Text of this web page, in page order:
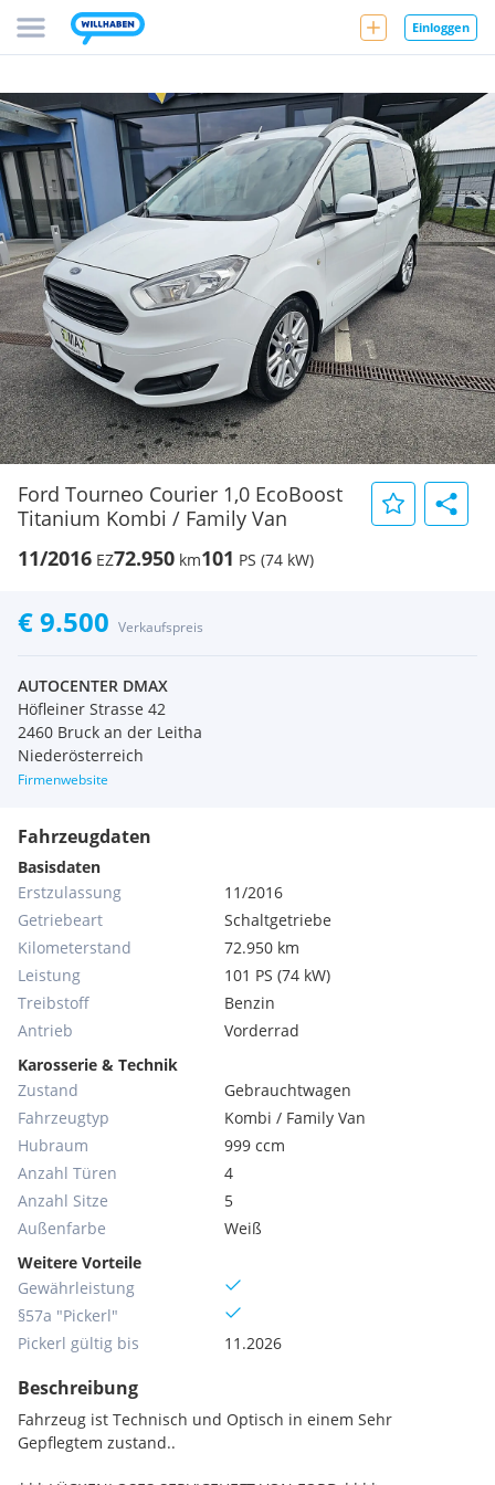
Einloggen
Ford Tourneo Courier 1,0 EcoBoost
Titanium Kombi / Family Van
11/2016 EZ72.950 km101 PS (74 kW)
€ 9.500 Verkaufspreis
AUTOCENTER DMAX
Höfleiner Strasse 42
2460 Bruck an der Leitha
Niederösterreich
Firmenwebsite
Fahrzeugdaten
Basisdaten
Erstzulassung
11/2016
Getriebeart
Schaltgetriebe
Kilometerstand
72.950 km
Leistung
101 PS (74 kW)
Treibstoff
Benzin
Antrieb
Vorderrad
Karosserie & Technik
Zustand
Gebrauchtwagen
Fahrzeugtyp
Kombi / Family Van
Hubraum
999 ccm
Anzahl Türen
4
Anzahl Sitze
5
Außenfarbe
Weiß
Weitere Vorteile
Gewährleistung
§57a "Pickerl"
Pickerl gültig bis
11.2026
Beschreibung
Fahrzeug ist Technisch und Optisch in einem Sehr
Gepflegtem zustand..